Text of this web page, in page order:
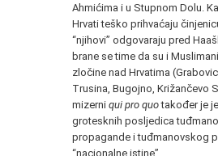
Ahmićima i u Stupnom Dolu.
Hrvati teško prihvaćaju
“njihovi” odgovaraju pred
brane se time da su i
zločine nad Hrvatima
Trusina, Bugojno, Križančevo
mizerni qui pro quotakođer je
grotesknih posljedica
propagande i tuđmanovskog
“nacionalne istine”.